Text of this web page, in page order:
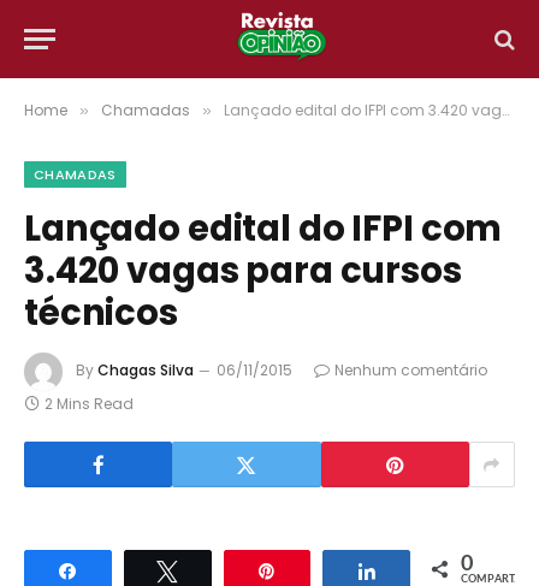
Home » Chamadas » Lançado edital do IFPI com 3.420 vagas para cursos técnicos
CHAMADAS
Lançado edital do IFPI com
3.420 vagas para cursos
técnicos
ByChagas Silva 06/11/2015
Nenhum comentário
2 Mins Read
Compartilhar Compartilhar
0
COMPART.